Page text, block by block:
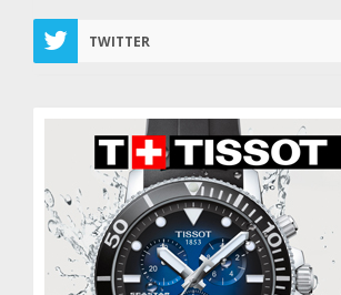
TWITTER